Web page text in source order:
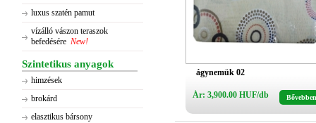
luxus szatén pamut
vízálló vászon teraszok
befedésére New!
Szintetikus anyagok
himzések
brokárd
elasztikus bársony
ágynemük 02
Ár: 3,900.00 HUF/db Bővebben